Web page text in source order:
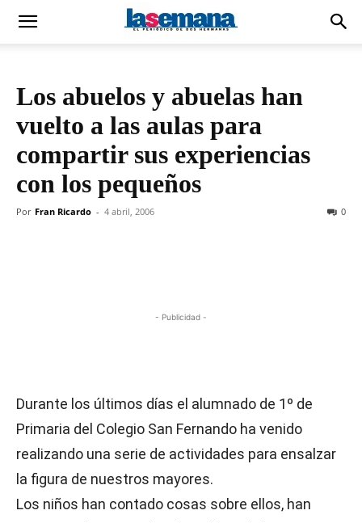
Los abuelos y abuelas han
vuelto a las aulas para
compartir sus experiencias
con los pequeños
Por Fran Ricardo - 4 abril, 2006 0
- Publicidad -
Durante los últimos días el alumnado de 1º de
Primaria del Colegio San Fernando ha venido
realizando una serie de actividades para ensalzar
la figura de nuestros mayores.
Los niños han contado cosas sobre ellos, han